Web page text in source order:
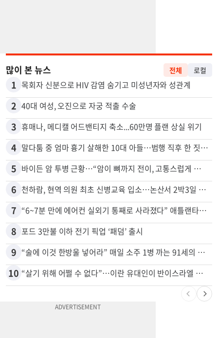
많이 본 뉴스 전체 로컬
1 목회자 신분으로 HIV 감염 숨기고 미성년자와 성관계
2 40대 여성, 오진으로 자궁 적출 수술
3 휴매나, 메디캘 어드밴티지 축소...60만명 플랜 상실 위기
4 말다툼 중 엄마 흉기 살해한 10대 아들…범행 직후 한 짓 충격
5 바이든 암 투병 근황…“암이 뼈까지 전이, 고통스럽게 투병 중”
6 천하람, 현역 의원 최초 신병교육 입소…논산서 2박3일 생활
7 “6~7분 만에 에어컨 실외기 통째로 사라졌다” 애틀랜타서 실외기 도난 급증
8 포드 3만불 이하 전기 픽업 ‘패덤’ 출시
9 “술에 이것 한방울 넣어라” 매일 소주 1병 까는 91세의 철칙
10 “살기 위해 어쩔 수 없다”…이란 유대인이 반이스라엘 외치는 까닭